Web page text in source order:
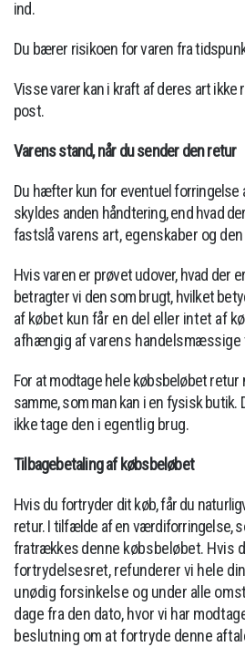
ind.
Du bærer risikoen for varen fra
Visse varer kan i kraft af deres art ikke
post.
Varens stand, når du sender den retur
Du hæfter kun for eventuel forringelse
skyldes anden håndtering, end hvad
fastslåvarens art, egenskaber og
Hvis varen er prøvet udover, hvad der
betragter vi den som brugt, hvilket
af købet kun får en del eller intet af
afhængig af varens
For at modtage hele købsbeløbet retur
samme, som man kan i en fysisk butik.
ikketage den i egentlig brug.
Tilbagebetaling af købsbeløbet
Hvis du fortryder dit køb, får du
retur. I tilfælde af en værdiforringelse,
fratrækkesdenne købsbeløbet. Hvis
fortrydelsesret, refunderer vi hele
unødig forsinkelse og under alle
dage fra den dato, hvor vi har
beslutning om at fortryde denne